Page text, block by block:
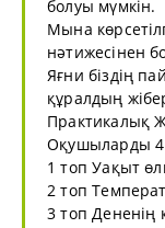
болуы мүмкін.
Мына
нәтижесінен
Яғни біздің
құралдың
Практикалық
Оқушыларды 4
1 топ Уақыт
2 топ
3 топ Дененің